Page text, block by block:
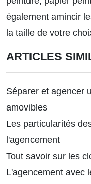
également amincir
la taille de votre
ARTICLES
Séparer et agencer
amovibles
Les particularités
l'agencement
Tout savoir sur les
L'agencement avec